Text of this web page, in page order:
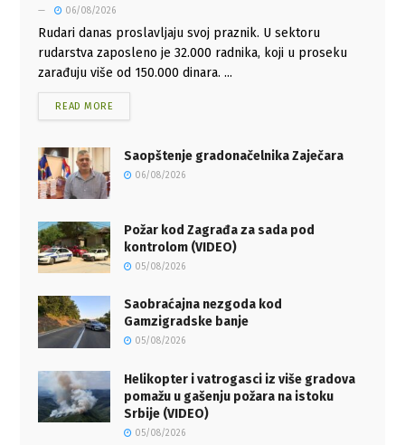
06/08/2026
Rudari danas proslavljaju svoj praznik. U sektoru
rudarstva zaposleno je 32.000 radnika, koji u proseku
zarađuju više od 150.000 dinara. ...
READ MORE
Saopštenje gradonačelnika Zaječara
06/08/2026
Požar kod Zagrađa za sada pod
kontrolom (VIDEO)
05/08/2026
Saobraćajna nezgoda kod
Gamzigradske banje
05/08/2026
Helikopter i vatrogasci iz više gradova
pomažu u gašenju požara na istoku
Srbije (VIDEO)
05/08/2026